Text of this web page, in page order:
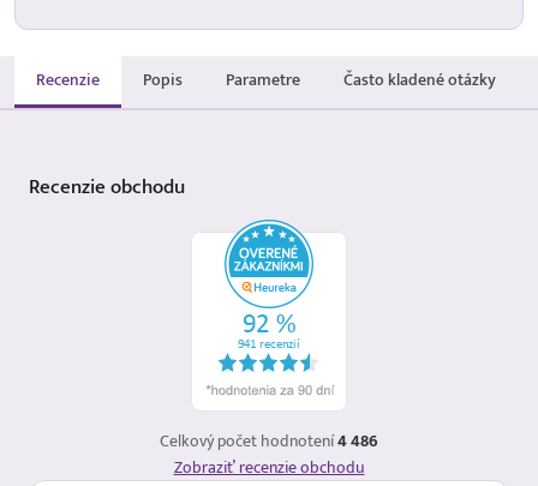
Recenzie Popis Parametre Často kladené otázky
Recenzieobchodu
Celkový počet hodnotení4 486
Zobraziť recenzie obchodu